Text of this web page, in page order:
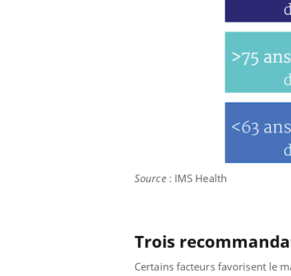
Source : IMS Health
Trois
Certains facteurs favorisent le